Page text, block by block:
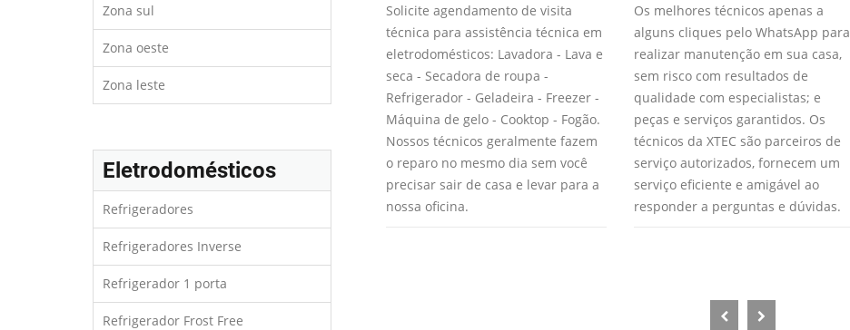
Zona sul
Zona oeste
Zona leste
Eletrodomésticos
Refrigeradores
Refrigeradores Inverse
Refrigerador 1 porta
Refrigerador Frost Free
devem ser
Os filtros de geladeira e
refrigeradores são feitos para reter
substancias que podem mudar a
cor o gosto e até evitar odores
refrigeradores com dispense de
externos.
Solicite agendamento de visita
técnica para assistência técnica em
eletrodomésticos: Lavadora - Lava e
seca - Secadora de roupa -
Refrigerador - Geladeira - Freezer -
Máquina de gelo - Cooktop - Fogão.
Nossos técnicos geralmente fazem
o reparo no mesmo dia sem você
precisar sair de casa e levar para a
nossa oficina.
Os melhores técnicos apenas a
alguns cliques pelo WhatsApp para
realizar manutenção em sua casa,
sem risco com resultados de
qualidade com especialistas; e
peças e serviços garantidos. Os
técnicos da XTEC são parceiros de
serviço autorizados, fornecem um
serviço eficiente e amigável ao
responder a perguntas e dúvidas.